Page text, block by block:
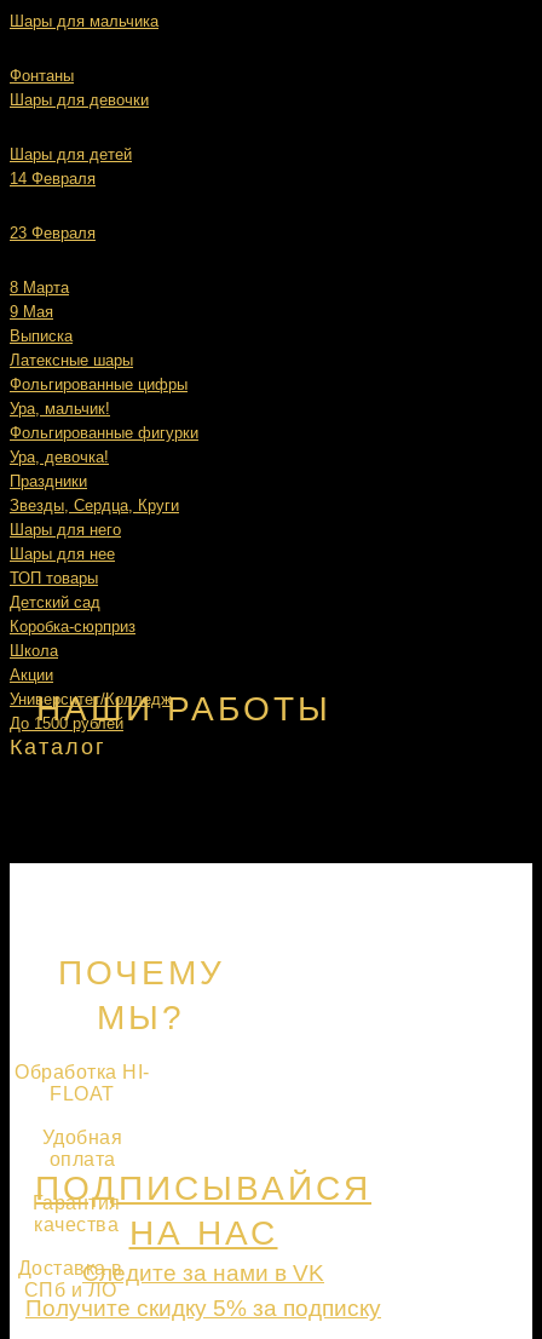
Шары для мальчика
Фонтаны
Шары для девочки
Шары для детей
14 Февраля
23 Февраля
8 Марта
9 Мая
Выписка
Латексные шары
Фольгированные цифры
Ура, мальчик!
Фольгированные фигурки
Ура, девочка!
Праздники
Звезды, Сердца, Круги
Шары для него
Шары для нее
ТОП товары
Детский сад
Коробка-сюрприз
Школа
Акции
Университет/Колледж
До 1500 рублей
Каталог
ПОЧЕМУ
МЫ?
Обработка HI-
FLOAT
Удобная
оплата
Гарантия
качества
Доставка в
СПб и ЛО
НАШИ РАБОТЫ
ПОДПИСЫВАЙСЯ
НА НАС
Следите за нами в VK
Получите скидку 5% за подписку